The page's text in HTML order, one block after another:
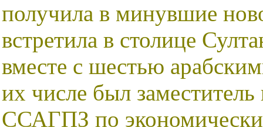
получила в минувшие
встретила в столице
вместе с шестью
их числе был заместитель
ССАГПЗ по